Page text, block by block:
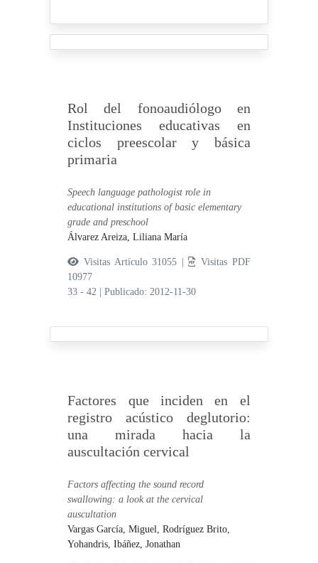
Rol del fonoaudiólogo en
Instituciones educativas en
ciclos preescolar y básica
primaria
Speech language pathologist role in
educational institutions of basic elementary
grade and preschool
Álvarez Areiza, Liliana María
Visitas Artículo 31055 |
Visitas PDF
10977
33 - 42
|Publicado: 2012-11-30
Factores que inciden en el
registro acústico deglutorio:
una mirada hacia la
auscultación cervical
Factors affecting the sound record
swallowing: a look at the cervical
auscultation
Vargas García, Miguel,Rodríguez Brito,
Yohandris,Ibáñez, Jonathan